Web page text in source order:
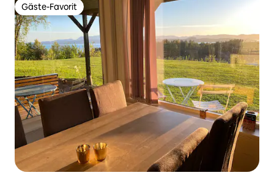
Gäste-Favorit
Gäste-Favorit